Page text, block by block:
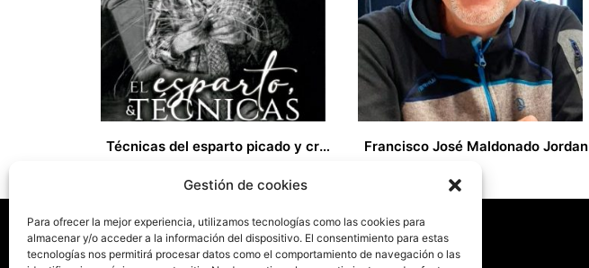
Gestión de cookies
Para ofrecer la mejor experiencia, utilizamos tecnologías como las cookies para
almacenar y/o acceder a la información del dispositivo. El consentimiento para estas
tecnologías nos permitirá procesar datos como el comportamiento de navegación o las
Técnicas del esparto picado y crudo y mintajes de piezas de esparto Francisco José Maldonado Jordan